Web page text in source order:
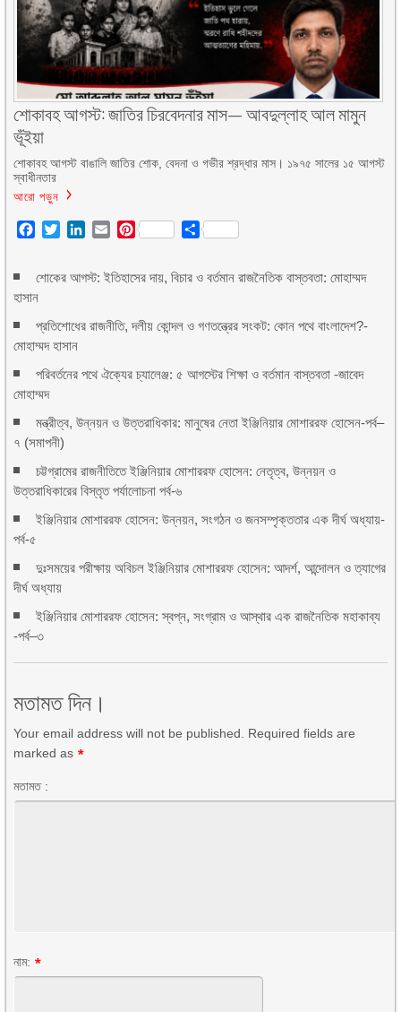
শোকাবহ আগস্ট: জাতির চিরবেদনার মাস— আবদুল্লাহ আল মামুন
ভূঁইয়া
শোকাবহ আগস্ট বাঙালি জাতির শোক, বেদনা ও গভীর শ্রদ্ধার মাস। ১৯৭৫ সালের ১৫ আগস্ট
স্বাধীনতার
আরো পড়ুন
Facebook
TwitterLinkedIn
EmailPinterest Share
শোকের আগস্ট: ইতিহাসের দায়, বিচার ও বর্তমান রাজনৈতিক বাস্তবতা: মোহাম্মদ
হাসান
প্রতিশোধের রাজনীতি, দলীয় কোন্দল ও গণতন্ত্রের সংকট: কোন পথে বাংলাদেশ?-
মোহাম্মদ হাসান
পরিবর্তনের পথে ঐক্যের চ্যালেঞ্জ: ৫ আগস্টের শিক্ষা ও বর্তমান বাস্তবতা -জাবেদ
মোহাম্মদ
মন্ত্রীত্ব, উন্নয়ন ও উত্তরাধিকার: মানুষের নেতা ইঞ্জিনিয়ার মোশাররফ হোসেন-পর্ব–
৭ (সমাপনী)
চট্টগ্রামের রাজনীতিতে ইঞ্জিনিয়ার মোশাররফ হোসেন: নেতৃত্ব, উন্নয়ন ও
উত্তরাধিকারের বিস্তৃত পর্যালোচনা পর্ব-৬
ইঞ্জিনিয়ার মোশাররফ হোসেন: উন্নয়ন, সংগঠন ও জনসম্পৃক্ততার এক দীর্ঘ অধ্যায়-
পর্ব-৫
দুঃসময়ের পরীক্ষায় অবিচল ইঞ্জিনিয়ার মোশাররফ হোসেন: আদর্শ, আন্দোলন ও ত্যাগের
দীর্ঘ অধ্যায়
ইঞ্জিনিয়ার মোশাররফ হোসেন: স্বপ্ন, সংগ্রাম ও আস্থার এক রাজনৈতিক মহাকাব্য
-পর্ব–৩
মতামত দিন।
Your email address will not be published. Required fields are
marked as *
মতামত :
নাম: *